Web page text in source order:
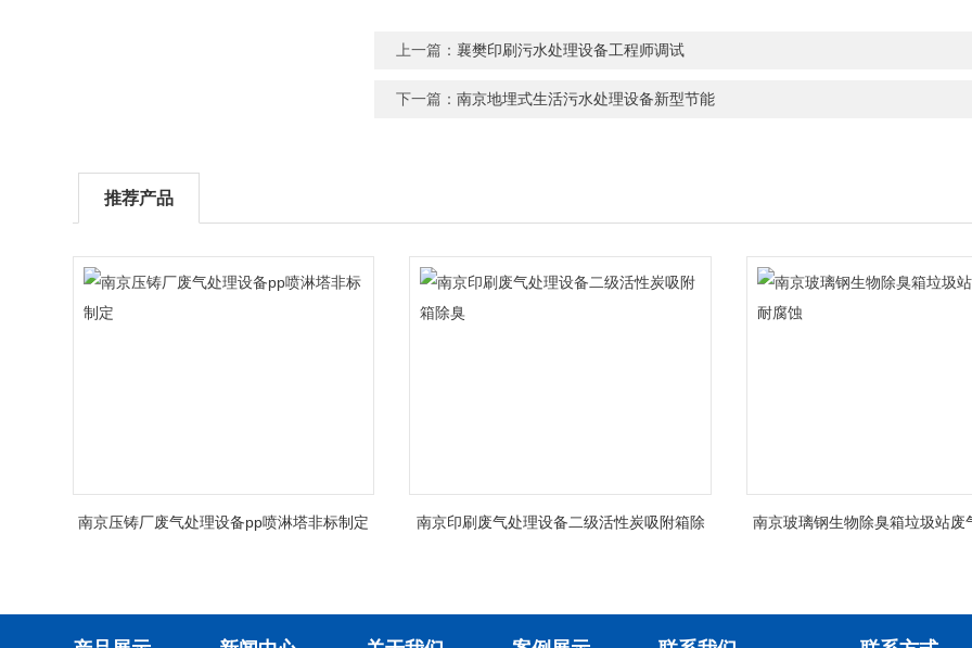
上一篇： 襄樊印刷污水处理设备工程师调试
下一篇：南京地埋式生活污水处理设备新型节能
推荐产品
南京压铸厂废气处理设备pp喷淋塔非标制定
南京印刷废气处理设备二级活性炭吸附箱除
南京玻璃钢生物除臭箱垃圾站废